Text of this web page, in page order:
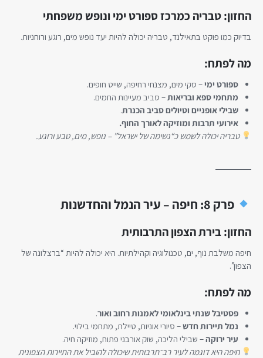
החזון: טבריה כמרכז ספורט ימי ונופש משפחתי
בדיוק כמו פוקט בתאילנד, טבריה יכולה להיות יעד נופש מים, רוגע ורוחניות.
מה לפתח:
ספורט ימי– סקי מים, מצנחי רחיפה, שייט חופים.
מתחמי ספא ובריאות– סביב מעיינות החמים.
שבילי אופניים וטיולים סביב הכנרת.
אירועי תרבות ומוזיקה לאורך החוף.
טבריה יכולה לשמש כ“נשימה של ישראל” – נופש, מים, טבע ורוגע.
פרק 8: חיפה – עיר הנמל והחדשנות
החזון: בירת הצפון התרבותית
חיפה משלבת נוף, ים, טכנולוגיה וקהילתיות. היא יכולה להיות “ברצלונה של
הצפון”.
מה לפתח:
פסטיבל שנתי בינלאומי לאמנות רחוב ואור.
נמל תיירות חדש– סיורי אוניות, טיילת, מתחמי בילוי.
עיר ירוקה– שבילי הליכה, שוק אורבני פתוח, מוזיקה חיה.
חיפה היא דוגמה לעיר רב־תרבותית שיכולה להוביל את התיירות הצפונית